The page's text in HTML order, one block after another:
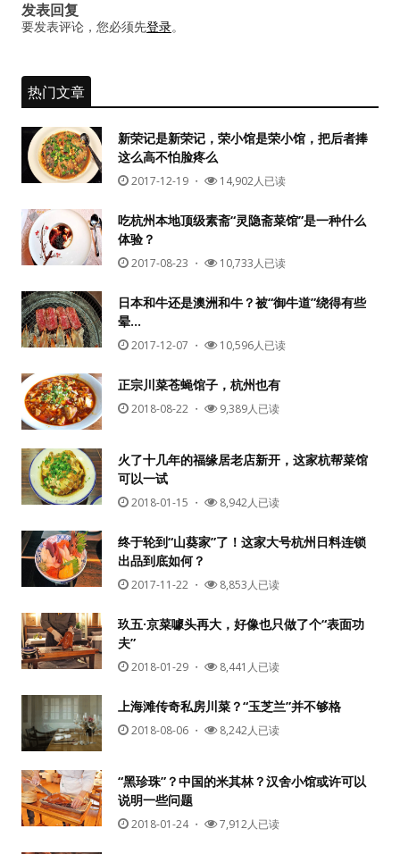
用户名或Email
发表回复
要发表评论，您必须先登录。
热门文章
新荣记是新荣记，荣小馆是荣小馆，把后者捧
这么高不怕脸疼么
2017-12-19 ・ 14,902人已读
吃杭州本地顶级素斋“灵隐斋菜馆”是一种什么
体验？
2017-08-23 ・ 10,733人已读
日本和牛还是澳洲和牛？被“御牛道”绕得有些
晕…
2017-12-07 ・ 10,596人已读
正宗川菜苍蝇馆子，杭州也有
2018-08-22 ・ 9,389人已读
火了十几年的福缘居老店新开，这家杭帮菜馆
可以一试
2018-01-15 ・ 8,942人已读
终于轮到“山葵家”了！这家大号杭州日料连锁
出品到底如何？
2017-11-22 ・ 8,853人已读
玖五·京菜噱头再大，好像也只做了个“表面功
夫”
2018-01-29 ・ 8,441人已读
上海滩传奇私房川菜？“玉芝兰”并不够格
2018-08-06 ・ 8,242人已读
“黑珍珠”？中国的米其林？汉舍小馆或许可以
说明一些问题
2018-01-24・ 7,912人已读